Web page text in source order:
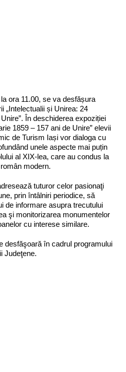
ora 11.00, se va desfășura
„Intelectualii și Unirea: 24
În deschiderea expoziției
1859 – 157 ani de Unire” elevii
de Turism Iași vor dialoga cu
unele aspecte mai puțin
al XIX-lea, care au condus la
modern.
tuturor celor pasionaţi
prin întâlniri periodice, să
de informare asupra trecutului
şi monitorizarea monumentelor
cu interese similare.
desfăşoară în cadrul programului
Judeţene.